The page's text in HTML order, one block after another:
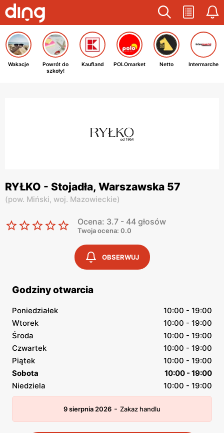
Wakacje
Powrót do
szkoły!
Kaufland POLOmarket Netto Intermarche
RYŁKO - Stojadła, Warszawska 57
(pow. Miński, woj. Mazowieckie)
Ocena: 3.7 - 44 głosów
Twoja ocena: 0.0
OBSERWUJ
Godziny otwarcia
Poniedziałek
10:00 - 19:00
Wtorek
10:00 - 19:00
Środa
10:00 - 19:00
Czwartek
10:00 - 19:00
Piątek
10:00 - 19:00
Sobota
10:00 - 19:00
Niedziela
10:00 - 19:00
9 sierpnia 2026 - Zakaz handlu